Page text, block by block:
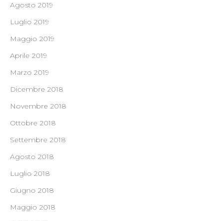
Agosto 2019
Luglio 2019
Maggio 2019
Aprile 2019
Marzo 2019
Dicembre 2018
Novembre 2018
Ottobre 2018
Settembre 2018
Agosto 2018
Luglio 2018
Giugno 2018
Maggio 2018